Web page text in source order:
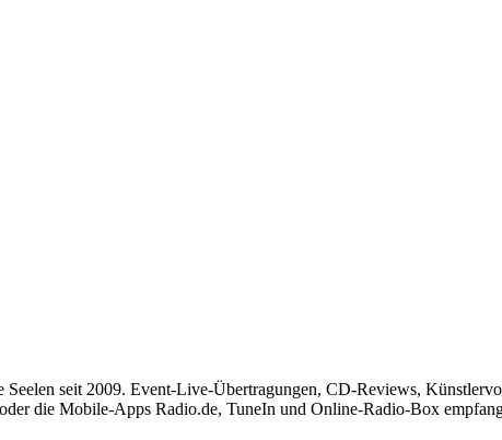
seit 2009. Event-Live-Übertragungen, CD-Reviews,
die Mobile-Apps Radio.de, TuneIn und Online-Radio-Box